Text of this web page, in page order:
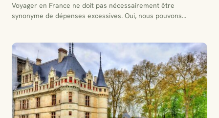
Voyager en France ne doit pas nécessairement être
synonyme de dépenses excessives. Oui, nous pouvons